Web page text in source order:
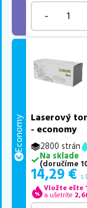
-
Economy
Laserový
- economy
2800 strán
Na sklade
(doručíme
14,29 € s
Vložte ešte
a ušetríte